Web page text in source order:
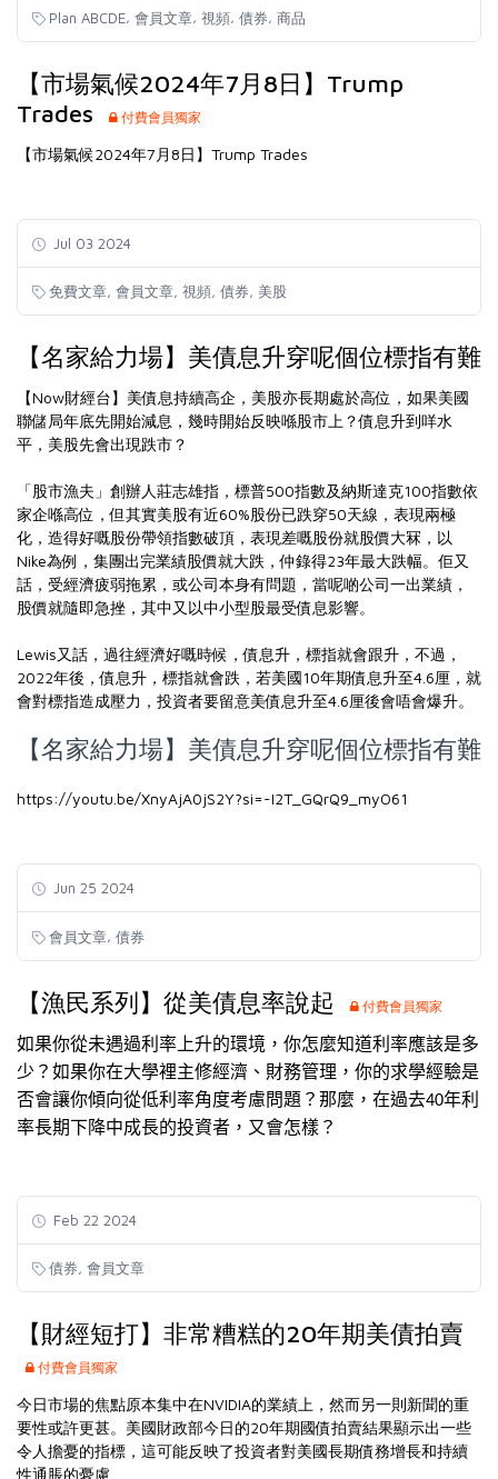
Plan ABCDE, 會員文章, 視頻, 債券, 商品
【市場氣候2024年7月8日】Trump
Trades
付費會員獨家
【市場氣候2024年7月8日】Trump Trades
Jul 03 2024
免費文章 會員文章 視頻 債券 美股
【名家給力場】美債息升穿呢個位標指有難
【Now財經台】美債息持續高企，美股亦長期處於高位，如果美國
聯儲局年底先開始減息，幾時開始反映喺股市上？債息升到咩水
平，美股先會出現跌市？
「股市漁夫」創辦人莊志雄指，標普500指數及納斯達克100指數依
家企喺高位，但其實美股有近60%股份已跌穿50天線，表現兩極
化，造得好嘅股份帶領指數破頂，表現差嘅股份就股價大冧，以
Nike為例，集團出完業績股價就大跌，仲錄得23年最大跌幅。佢又
話，受經濟疲弱拖累，或公司本身有問題，當呢啲公司一出業績，
股價就隨即急挫，其中又以中小型股最受債息影響。
Lewis又話，過往經濟好嘅時候，債息升，標指就會跟升，不過，
2022年後，債息升，標指就會跌，若美國10年期債息升至4.6厘，就
會對標指造成壓力，投資者要留意美債息升至4.6厘後會唔會爆升。
【名家給力場】美債息升穿呢個位標指有難
https://youtu.be/XnyAjA0jS2Y?si=-I2T_GQrQ9_myO61
Jun 25 2024
會員文章, 債券
【漁民系列】從美債息率說起 付費會員獨家
如果你從未遇過利率上升的環境，你怎麼知道利率應該是多
少？如果你在大學裡主修經濟、財務管理，你的求學經驗是
否會讓你傾向從低利率角度考慮問題？那麼，在過去40年利
率長期下降中成長的投資者，又會怎樣？
Feb 22 2024
債券 會員文章
【財經短打】非常糟糕的20年期美債拍賣
付費會員獨家
今日市場的焦點原本集中在NVIDIA的業績上，然而另一則新聞的重
要性或許更甚。美國財政部今日的20年期國債拍賣結果顯示出一些
令人擔憂的指標，這可能反映了投資者對美國長期債務增長和持續
性通脹的憂慮.........